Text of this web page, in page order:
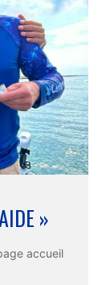
»
accueil